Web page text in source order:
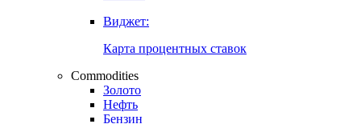
Страницы стран
Росстат
Виджет:
Карта процентных ставок